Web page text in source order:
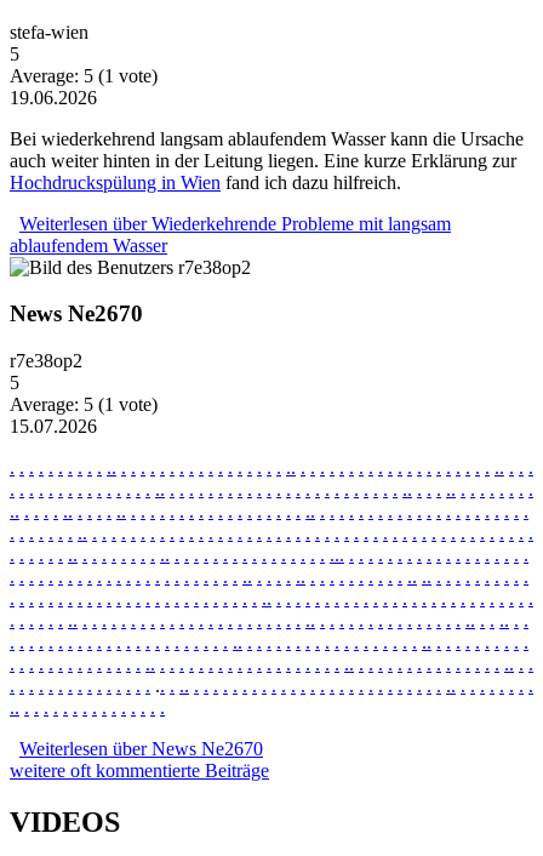
stefa-wien
5
Average: 5 (1 vote)
19.06.2026
Bei wiederkehrend langsam ablaufendem Wasser kann die Ursache
auch weiter hinten in der Leitung liegen. Eine kurze Erklärung zur
Hochdruckspülung in Wien fand ich dazu hilfreich.
Weiterlesen über Wiederkehrende Probleme mit langsam
ablaufendem Wasser
News Ne2670
r7e38op2
5
Average: 5 (1 vote)
15.07.2026
. . . . . . . . . . .. . . . . . . . . . . . . . . . . . .. . . . . . . . . . . . . . . . . . . . . .. . . .
. . . . . . . . . . . . . . . .. . . . . . . . . . . . . . . . . . . . . . . . . .. . . . .. . . . . . . . .
.. . . . . .. . . . . .. . . . . . . . . . . . . . . . . . . .. . . . . . . . . . . . . . . . . . . . . . .
. . . . . . . .. . . . . . . . . . . . . . . . . . . . . . . . . . . . . . . . . . . . . . . . . . . . . . .
. . . . . . .. . . . . . . . . .. . . . . . . . . . . . . . . . . ... . . . . . . . . . . . . . . . . . . .
. . . . . . . . . . . . . . . . . . . . . . . . .. . . . . .. . . . . . . . . . . .. .. . . . . . . . . . .
. . . . . . . . . . . . . . . . . . . . . . . . . . .. . . . . . . . . . . . . . . . . . . . . . . . . . . .
. . . . . . .. . . . . . . . . . . . . . . . . . . . . . . . .. . . . . . . . . . . . . . . . .. . . .. . .
. . . . . . . . . . . . . . . . . . . . . . . .. . . . . . . . . . . . . . . . . . . .. . . . . . . . . . .
. . . . . . . . . . . . . . .. . . . . . . . . . . . . . . . . . . . .. . . . . . . . . . . . . . . . .. . .
. . . . . . . . . . . . . . . .. . .. . . . . . . . . . . . . . . . . . . . . . . . . . . .. . . . . . . . .
.. . . . . . . . . . . . . . . .
Weiterlesen über News Ne2670
weitere oft kommentierte Beiträge
VIDEOS